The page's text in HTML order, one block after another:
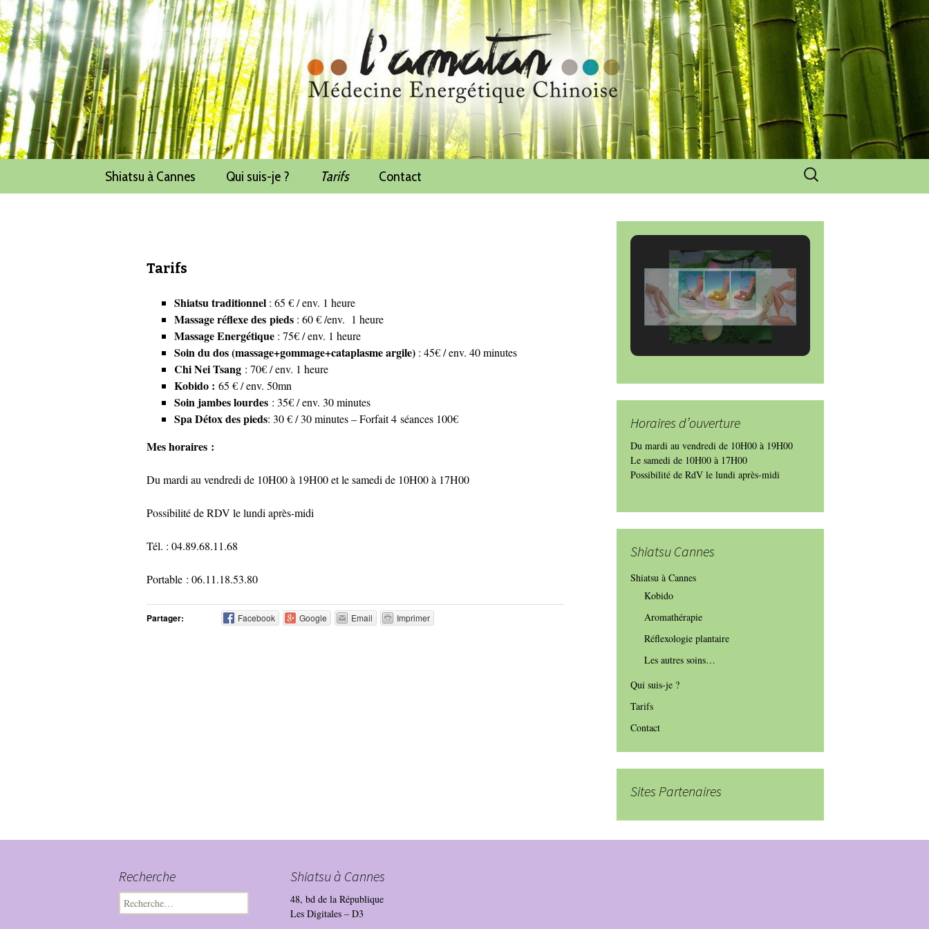
Shiatsu à Cannes Qui suis-je ? Tarifs Contact
Rechercher :
Tarifs
Shiatsu traditionnel : 65 € / env. 1 heure
Massage réflexe des pieds : 60 € /env. 1 heure
Massage Energétique : 75€ / env. 1 heure
Soin du dos (massage+gommage+cataplasme argile) : 45€ / env. 40 minutes
Chi Nei Tsang : 70€ / env. 1 heure
Kobido : 65 € / env. 50mn
Soin jambes lourdes : 35€ / env. 30 minutes
Spa Détox des pieds: 30 € / 30 minutes – Forfait 4 séances 100€
Mes horaires :
Du mardi au vendredi de 10H00 à 19H00 et le samedi de 10H00 à 17H00
Possibilité de RDV le lundi après-midi
Tél. : 04.89.68.11.68
Portable : 06.11.18.53.80
Partager: Facebook Google Email Imprimer
Horaires d’ouverture
Du mardi au vendredi de 10H00 à 19H00
Le samedi de 10H00 à 17H00
Possibilité de RdV le lundi après-midi
Shiatsu Cannes
Shiatsu à Cannes
Kobido
Aromathérapie
Réflexologie plantaire
Les autres soins…
Qui suis-je ?
Tarifs
Contact
Sites Partenaires
Recherche
Rechercher :
Shiatsu à Cannes
48, bd de la République
Les Digitales – D3